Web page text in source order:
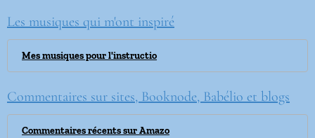
Les musiques qui m'ont inspiré
Mes musiques pour l'instructio
Commentaires sur sites, Booknode, Babélio et blogs
Commentaires récents sur Amazo